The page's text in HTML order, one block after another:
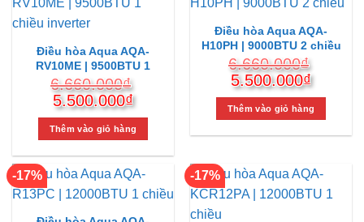
Điều hòa Aqua AQA-
RV10ME | 9500BTU 1
chiều inverter
6.660.000₫
Giá
gốc
là:
5.500.000₫Giá
hiện
tại
5.500.000₫.
Thêm vào giỏ hàng
Điều hòa Aqua AQA-
H10PH | 9000BTU 2 chiều
6.660.000₫
Giá
gốc
là:
5.500.000₫Giá
hiện
tại
Thêm vào giỏ hàng
-17% -17%